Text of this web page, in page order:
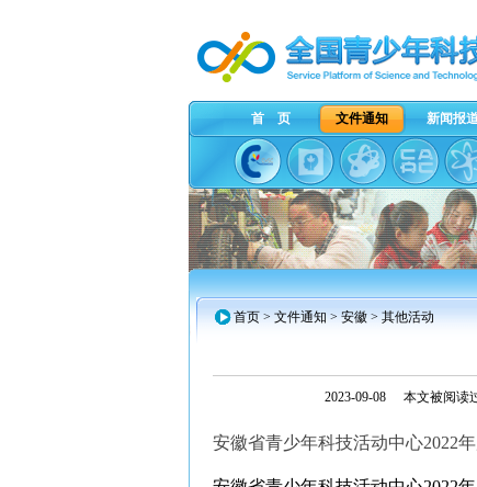
首 页 文件通知 新闻报
首页 > 文件通知 > 安徽 > 其他活动
2023-09-08 本文被阅读
安徽省青少年科技活动中心2022